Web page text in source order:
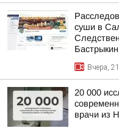
суши в
Бастрыкин
Вчера,
20 000
врачи из